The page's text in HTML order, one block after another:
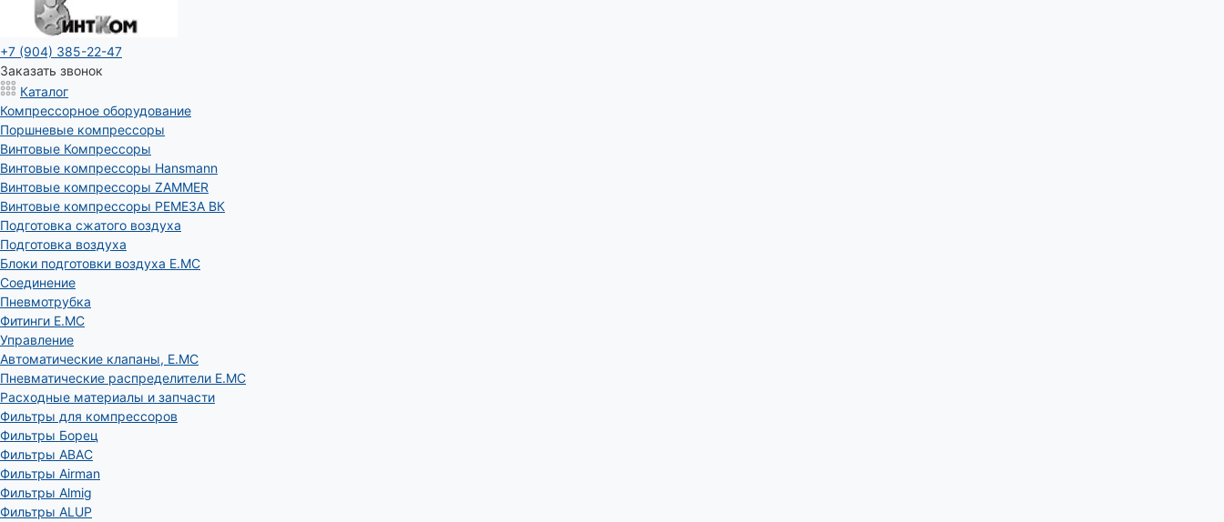
+7 (904) 385-22-47
Заказать звонок
Каталог
Компрессорное оборудование
Поршневые компрессоры
Винтовые Компрессоры
Винтовые компрессоры Hansmann
Винтовые компрессоры ZAMMER
Винтовые компрессоры РЕМЕЗА ВК
Подготовка сжатого воздуха
Подготовка воздуха
Блоки подготовки воздуха E.MC
Соединение
Пневмотрубка
Фитинги E.MC
Управление
Автоматические клапаны, Е.МС
Пневматические распределители E.MC
Расходные материалы и запчасти
Фильтры для компрессоров
Фильтры Борец
Фильтры ABAC
Фильтры Airman
Фильтры Almig
Фильтры ALUP